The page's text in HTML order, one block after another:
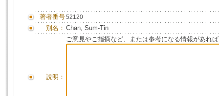
著者番号52120
別名： Chan, Sum-Tin
説明：
ご意見やご指摘など、または参考になる情報があれ